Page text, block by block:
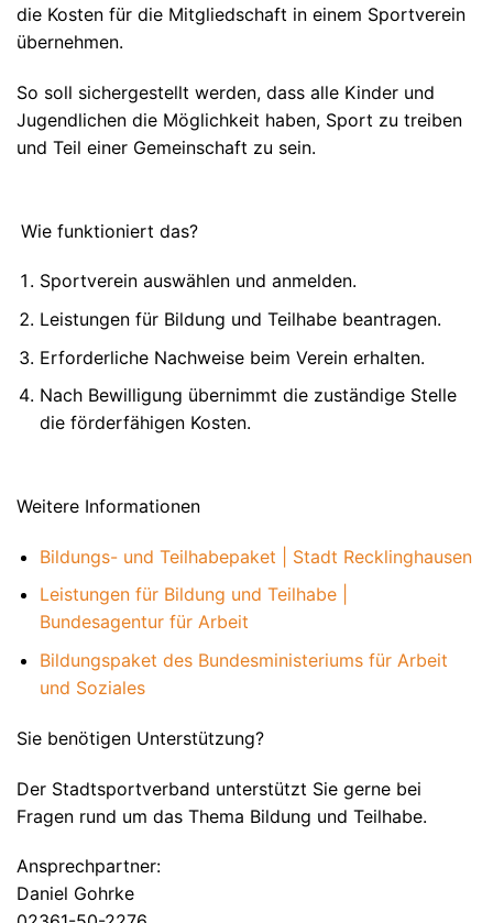
die Kosten für die Mitgliedschaft in einem Sportverein
übernehmen.
So soll sichergestellt werden, dass alle Kinder und
Jugendlichen die Möglichkeit haben, Sport zu treiben
und Teil einer Gemeinschaft zu sein.
Wie funktioniert das?
Sportverein auswählen und anmelden.
Leistungen für Bildung und Teilhabe beantragen.
Erforderliche Nachweise beim Verein erhalten.
Nach Bewilligung übernimmt die zuständige Stelle
die förderfähigen Kosten.
Weitere Informationen
Bildungs- und Teilhabepaket | Stadt Recklinghausen
Leistungen für Bildung und Teilhabe |
Bundesagentur für Arbeit
Bildungspaket des Bundesministeriums für Arbeit
und Soziales
Sie benötigen Unterstützung?
Der Stadtsportverband unterstützt Sie gerne bei
Fragen rund um das Thema Bildung und Teilhabe.
Ansprechpartner:
Daniel Gohrke